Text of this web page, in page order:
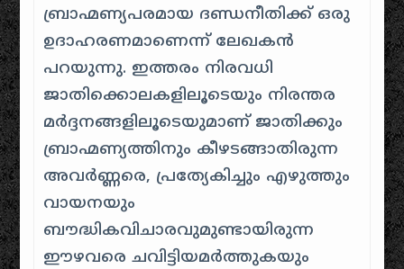
ബ്രാഹ്മണ്യപരമായ ദണ്ഡനീതിക്ക് ഒരു
ഉദാഹരണമാണെന്ന് ലേഖകൻ
പറയുന്നു. ഇത്തരം നിരവധി
ജാതിക്കൊലകളിലൂടെയും നിരന്തര
മർദ്ദനങ്ങളിലൂടെയുമാണ് ജാതിക്കും
ബ്രാഹ്മണ്യത്തിനും കീഴടങ്ങാതിരുന്ന
അവർണ്ണരെ, പ്രത്യേകിച്ചും എഴുത്തും
വായനയും
ബൗദ്ധികവിചാരവുമുണ്ടായിരുന്ന
ഈഴവരെ ചവിട്ടിയമർത്തുകയും